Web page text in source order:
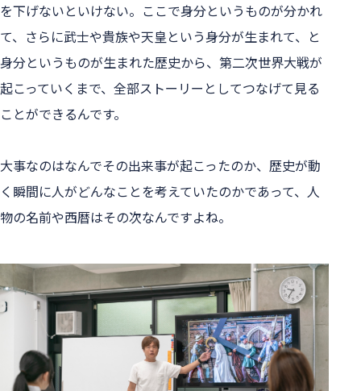
を下げないといけない。ここで身分というものが分かれ
て、さらに武士や貴族や天皇という身分が生まれて、と
身分というものが生まれた歴史から、第二次世界大戦が
起こっていくまで、全部ストーリーとしてつなげて見る
ことができるんです。
大事なのはなんでその出来事が起こったのか、歴史が動
く瞬間に人がどんなことを考えていたのかであって、人
物の名前や西暦はその次なんですよね。